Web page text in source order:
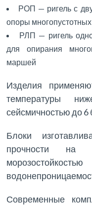
РОП — ригель с
опоры
РЛП — ригель
для опирания
маршей
Изделия
температуры
сейсмичностью до 6
Блоки
прочности
Современные